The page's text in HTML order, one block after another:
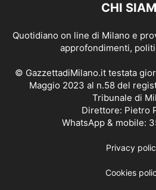
CHI
Quotidiano on line di Milano e
approfondimenti,
© GazzettadiMilano.it testata
Maggio 2023 al n.58 del
Tribunale di
Direttore: Pietro
WhatsApp & mobile:
Privacy
Cookies